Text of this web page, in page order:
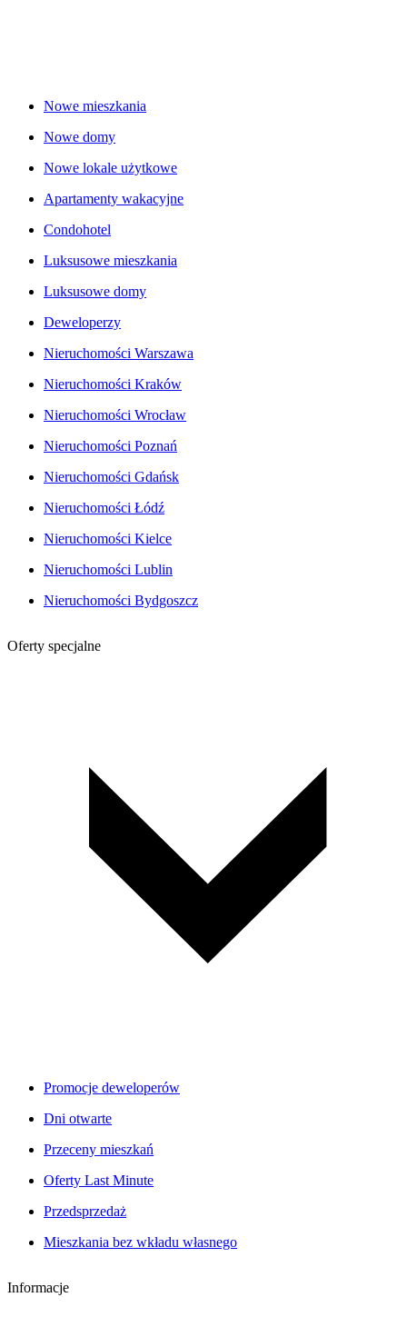
Nowe mieszkania
Nowe domy
Nowe lokale użytkowe
Apartamenty wakacyjne
Condohotel
Luksusowe mieszkania
Luksusowe domy
Deweloperzy
Nieruchomości Warszawa
Nieruchomości Kraków
Nieruchomości Wrocław
Nieruchomości Poznań
Nieruchomości Gdańsk
Nieruchomości Łódź
Nieruchomości Kielce
Nieruchomości Lublin
Nieruchomości Bydgoszcz
Oferty specjalne
Promocje deweloperów
Dni otwarte
Przeceny mieszkań
Oferty Last Minute
Przedsprzedaż
Mieszkania bez wkładu własnego
Informacje